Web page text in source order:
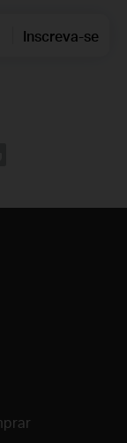
Inscreva-se